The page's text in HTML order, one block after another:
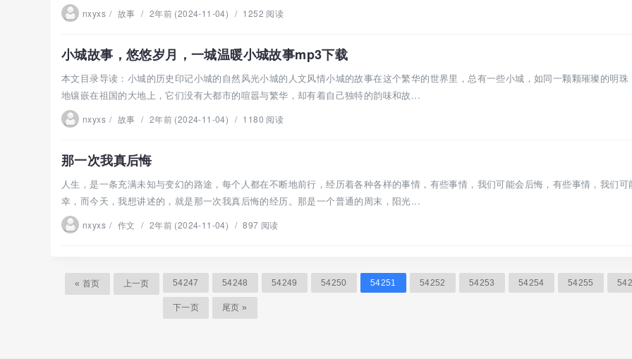
nxyxs / 故事 / 2年前 (2024-11-04) / 1252 阅读
小城故事，悠悠岁月，一城温暖小城故事mp3下载
本文目录导读：小城的历史印记小城的自然风光小城的人文风情小城的故事在这个繁华的世界里，总有一些小城，如同一颗颗璀璨的明珠
地镶嵌在祖国的大地上，它们没有大都市的喧嚣与繁华，却有着自己独特的韵味和故...
nxyxs / 故事 / 2年前 (2024-11-04) / 1180 阅读
那一次我真后悔
人生，是一条充满未知与变幻的路途，每个人都在不断地前行，经历着各种各样的事情，有些事情，我们可能会后悔，有些事情，我们可
幸，而今天，我想讲述的，就是那一次我真后悔的经历。那是一个普通的周末，阳光...
nxyxs / 作文 / 2年前 (2024-11-04) / 897 阅读
« 首页 上一页 54247 54248 54249 54250 54251 54252 54253 54254 54255
下一页 尾页 »